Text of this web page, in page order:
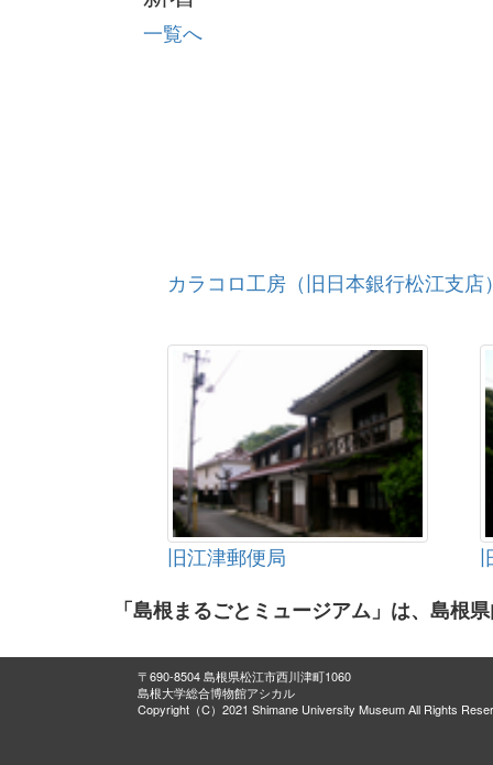
一覧へ
カラコロ工房（旧日本銀行松江支店
旧江津郵便局
「島根まるごとミュージアム」は、島根
〒690-8504 島根県松江市西川津町1060
島根大学総合博物館アシカル
Copyright（C）2021 Shimane University Museum All Rights